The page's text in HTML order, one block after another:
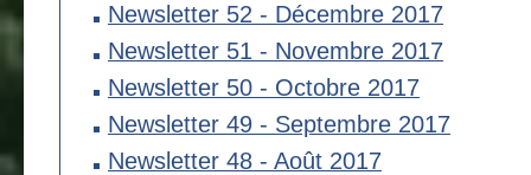
Newsletter 52 - Décembre 2017
Newsletter 51 - Novembre 2017
Newsletter 50 - Octobre 2017
Newsletter 49 - Septembre 2017
Newsletter 48 - Août 2017